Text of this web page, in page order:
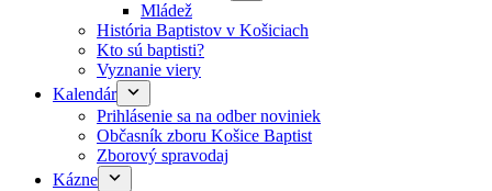
Mládež
História Baptistov v Košiciach
Kto sú baptisti?
Vyznanie viery
Kalendár
Prihlásenie sa na odber noviniek
Občasník zboru Košice Baptist
Zborový spravodaj
Kázne